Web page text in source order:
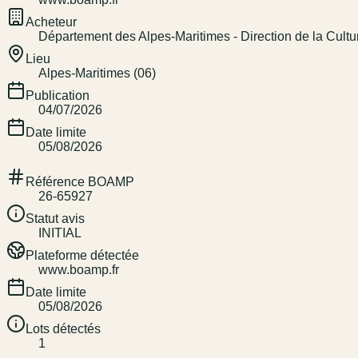
Acheteur
Département des Alpes-Maritimes - Direction de la
Lieu
Alpes-Maritimes (06)
Publication
04/07/2026
Date limite
05/08/2026
Référence BOAMP
26-65927
Statut avis
INITIAL
Plateforme détectée
www.boamp.fr
Date limite
05/08/2026
Lots détectés
1